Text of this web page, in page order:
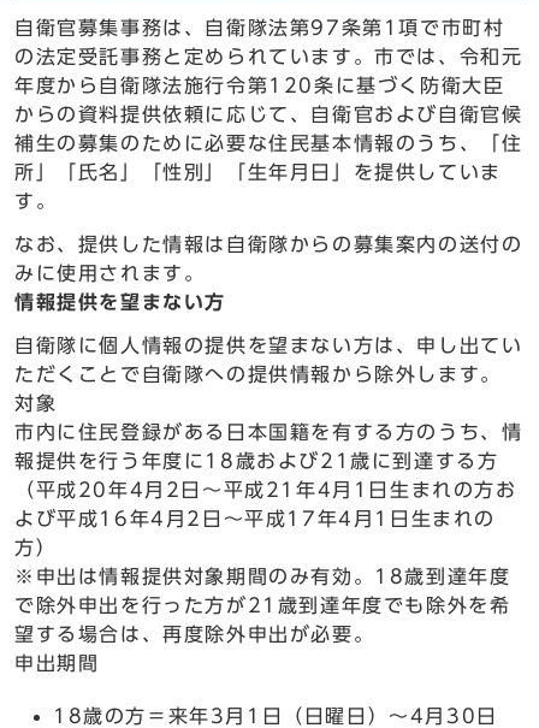
自衛官募集事務は、自衛隊法第97条第1項で市町村
の法定受託事務と定められています。市では、令和元
年度から自衛隊法施行令第120条に基づく防衛大臣
からの資料提供依頼に応じて、自衛官および自衛官候
補生の募集のために必要な住民基本情報のうち、「住
所」「氏名」「性別」「生年月日」を提供していま
す。
なお、提供した情報は自衛隊からの募集案内の送付の
みに使用されます。
情報提供を望まない方
自衛隊に個人情報の提供を望まない方は、申し出てい
ただくことで自衛隊への提供情報から除外します。
対象
市内に住民登録がある日本国籍を有する方のうち、情
報提供を行う年度に18歳および21歳に到達する方
（平成20年4月2日～平成21年4月1日生まれの方お
よび平成16年4月2日～平成17年4月1日生まれの
方）
※申出は情報提供対象期間のみ有効。18歳到達年度
で除外申出を行った方が21歳到達年度でも除外を希
望する場合は、再度除外申出が必要。
申出期間
18歳の方＝来年3月1日（日曜日）～4月30日